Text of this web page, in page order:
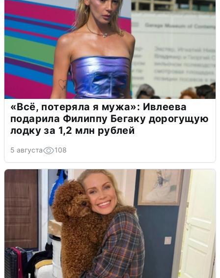
«Всё, потеряла я мужа»: Ивлеева
подарила Филиппу Бегаку дорогущую
лодку за 1,2 млн рублей
5 августа 108